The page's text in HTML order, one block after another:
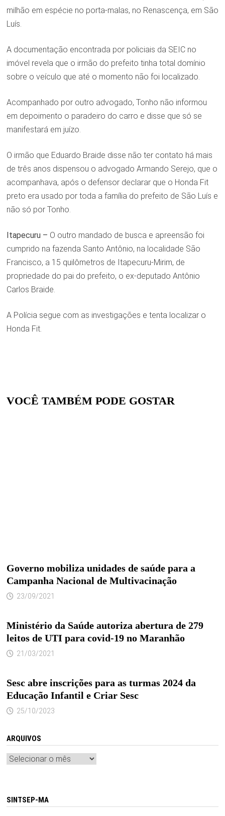
milhão em espécie no porta-malas, no Renascença, em São
Luís.
A documentação encontrada por policiais da SEIC no
imóvel revela que o irmão do prefeito tinha total domínio
sobre o veículo que até o momento não foi localizado.
Acompanhado por outro advogado, Tonho não informou
em depoimento o paradeiro do carro e disse que só se
manifestará em juízo.
O irmão que Eduardo Braide disse não ter contato há mais
de três anos dispensou o advogado Armando Serejo, que o
acompanhava, após o defensor declarar que o Honda Fit
preto era usado por toda a família do prefeito de São Luís e
não só por Tonho.
Itapecuru – O outro mandado de busca e apreensão foi
cumprido na fazenda Santo Antônio, na localidade São
Francisco, a 15 quilômetros de Itapecuru-Mirim, de
propriedade do pai do prefeito, o ex-deputado Antônio
Carlos Braide.
A Polícia segue com as investigações e tenta localizar o
Honda Fit.
VOCÊ TAMBÉM PODE GOSTAR
Governo mobiliza unidades de saúde para a
Campanha Nacional de Multivacinação
23/09/2021
Ministério da Saúde autoriza abertura de 279
leitos de UTI para covid-19 no Maranhão
21/03/2021
Sesc abre inscrições para as turmas 2024 da
Educação Infantil e Criar Sesc
25/10/2023
ARQUIVOS
Arquivos
SINTSEP-MA